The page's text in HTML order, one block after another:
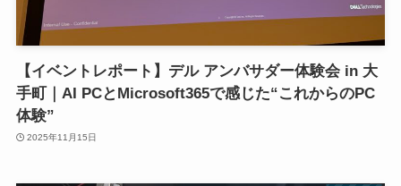
【イベントレポート】デル アンバサダー体験会 in 大
手町｜AI PCとMicrosoft365で感じた“これからのPC
体験”
2025年11月15日